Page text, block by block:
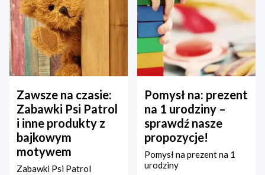
Zawsze na czasie:
Zabawki Psi Patrol
i inne produkty z
bajkowym
motywem
Zabawki Psi Patrol
Pomysł na: prezent
na 1 urodziny –
sprawdź nasze
propozycje!
Pomysł na prezent na 1
urodziny